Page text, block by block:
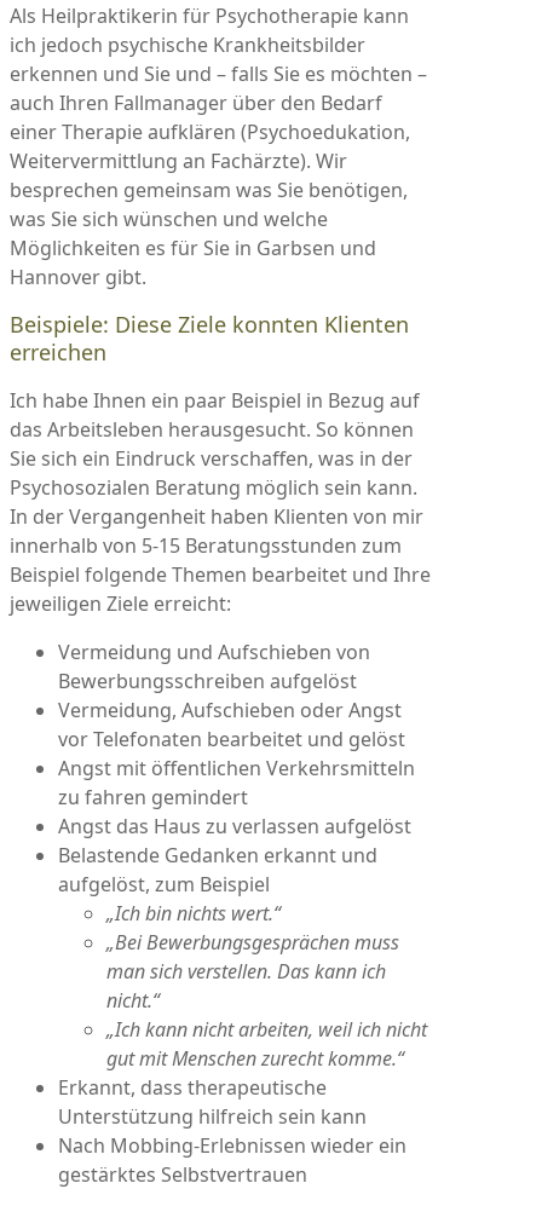
Als Heilpraktikerin für Psychotherapie kann
ich jedoch psychische Krankheitsbilder
erkennen und Sie und – falls Sie es möchten –
auch Ihren Fallmanager über den Bedarf
einer Therapie aufklären (Psychoedukation,
Weitervermittlung an Fachärzte). Wir
besprechen gemeinsam was Sie benötigen,
was Sie sich wünschen und welche
Möglichkeiten es für Sie in Garbsen und
Hannover gibt.
Beispiele: Diese Ziele konnten Klienten
erreichen
Ich habe Ihnen ein paar Beispiel in Bezug auf
das Arbeitsleben herausgesucht. So können
Sie sich ein Eindruck verschaffen, was in der
Psychosozialen Beratung möglich sein kann.
In der Vergangenheit haben Klienten von mir
innerhalb von 5-15 Beratungsstunden zum
Beispiel folgende Themen bearbeitet und Ihre
jeweiligen Ziele erreicht:
Vermeidung und Aufschieben von
Bewerbungsschreiben aufgelöst
Vermeidung, Aufschieben oder Angst
vor Telefonaten bearbeitet und gelöst
Angst mit öffentlichen Verkehrsmitteln
zu fahren gemindert
Angst das Haus zu verlassen aufgelöst
Belastende Gedanken erkannt und
aufgelöst, zum Beispiel
„Ich bin nichts wert.“
„Bei Bewerbungsgesprächen muss
man sich verstellen. Das kann ich
nicht.“
„Ich kann nicht arbeiten, weil ich nicht
gut mit Menschen zurecht komme.“
Erkannt, dass therapeutische
Unterstützung hilfreich sein kann
Nach Mobbing-Erlebnissen wieder ein
gestärktes Selbstvertrauen